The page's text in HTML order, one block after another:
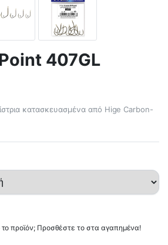
407GL
κατασκευασμένα από Hige Carbon-
προϊόν; Προσθέστε το στα αγαπημένα!